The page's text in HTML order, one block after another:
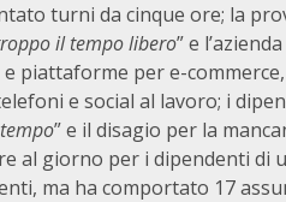
turni da cinque ore; la
il tempo libero” e
piattaforme per e-
e social al lavoro; i
” e il disagio per la
al giorno per i dipendenti di
ma ha comportato 17